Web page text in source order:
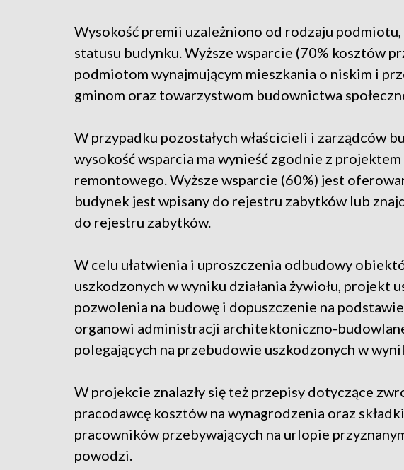
Wysokość premii uzależniono od rodzaju
statusu budynku. Wyższe wsparcie (70% kosztów
podmiotom wynajmującym mieszkania o niskim i
gminom oraz towarzystwom budownictwa
W przypadku pozostałych właścicieli i zarządców
wysokość wsparcia ma wynieść zgodnie z
remontowego. Wyższe wsparcie (60%) jest
budynek jest wpisany do rejestru zabytków lub
do rejestru zabytków.
W celu ułatwienia i uproszczenia odbudowy
uszkodzonych w wyniku działania żywiołu, projekt
pozwolenia na budowę i dopuszczenie na podstawie
organowi administracji architektoniczno-
polegających na przebudowie uszkodzonych w
W projekcie znalazły się też przepisy dotyczące
pracodawcę kosztów na wynagrodzenia oraz
pracowników przebywających na urlopie
powodzi.